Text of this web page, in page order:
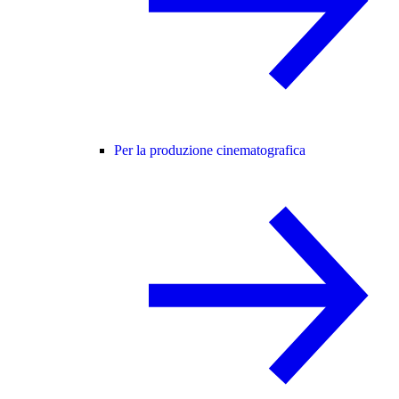
Per la produzione cinematografica